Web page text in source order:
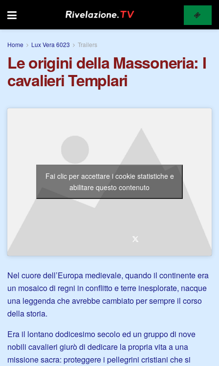
Home Lux Vera 6023 Trailers
Le origini della Massoneria: I
cavalieri Templari
Fai clic per accettare i cookie statistiche e
abilitare questo contenuto
Nel cuore dell’Europa medievale, quando il continente era
un mosaico di regni in conflitto e terre inesplorate, nacque
una leggenda che avrebbe cambiato per sempre il corso
della storia.
Era il lontano dodicesimo secolo ed un gruppo di nove
nobili cavalieri giurò di dedicare la propria vita a una
missione sacra: proteggere i pellegrini cristiani che si